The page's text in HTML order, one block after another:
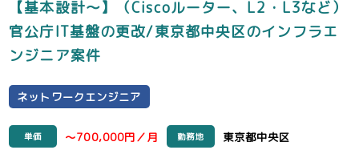
【基本設計～】（Ciscoルーター、L2・L3など）
官公庁IT基盤の更改/東京都中央区のインフラエ
ンジニア案件
ネットワークエンジニア
単価 ～700,000円／月 勤務地 東京都中央区